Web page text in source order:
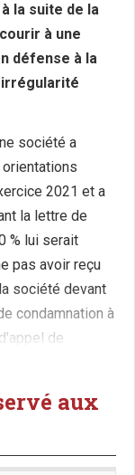
la suite de la
à une
défense à la
irrégularité
société a
2021 et a
la lettre de
% lui serait
pas avoir reçu
société devant
condamnation à
de
aux